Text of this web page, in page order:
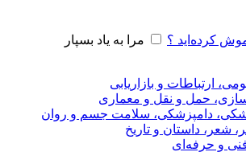
کرده‌اید ؟
مرا به یاد بسپار
ارتباطات و بازاریابی
حمل و نقل و معماری
دامپزشکی، سلامت جسم و روان
شعر، داستان و تاریخ
و حرفه‌ای